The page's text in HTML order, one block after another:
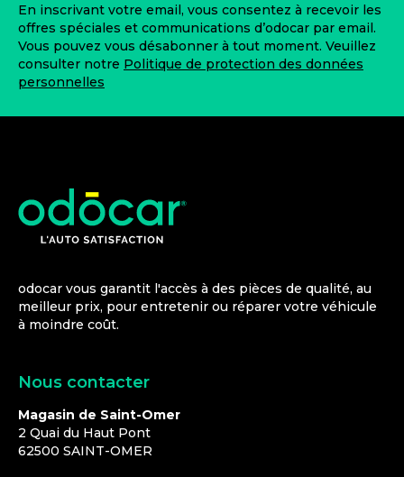
En inscrivant votre email, vous consentez à recevoir les
offres spéciales et communications d’odocar par email.
Vous pouvez vous désabonner à tout moment. Veuillez
consulter notre Politique de protection des données
personnelles
odocar vous garantit l'accès à des pièces de qualité, au
meilleur prix, pour entretenir ou réparer votre véhicule
à moindre coût.
Nous contacter
Magasin de Saint-Omer
2 Quai du Haut Pont
62500 SAINT-OMER